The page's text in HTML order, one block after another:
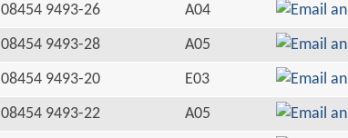
08454 9493-26
A04
08454 9493-28
A05
08454 9493-20
E03
08454 9493-22
A05